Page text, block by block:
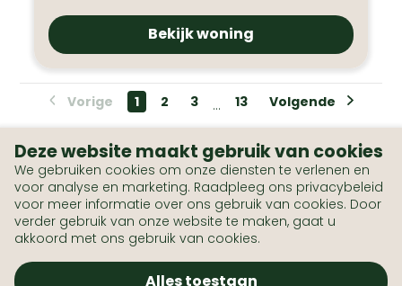
Bekijk woning
Vorige 1 2 3 ... 13 Volgende
Deze website maakt gebruik van cookies
We gebruiken cookies om onze diensten te verlenen en
voor analyse en marketing. Raadpleeg ons privacybeleid
voor meer informatie over ons gebruik van cookies. Door
verder gebruik van onze website te maken, gaat u
akkoord met ons gebruik van cookies.
Alles toestaan